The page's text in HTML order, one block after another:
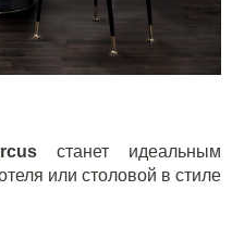
станет идеальным
или столовой в стиле